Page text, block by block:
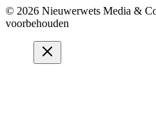
© 2026 Nieuwerwets Media &
voorbehouden